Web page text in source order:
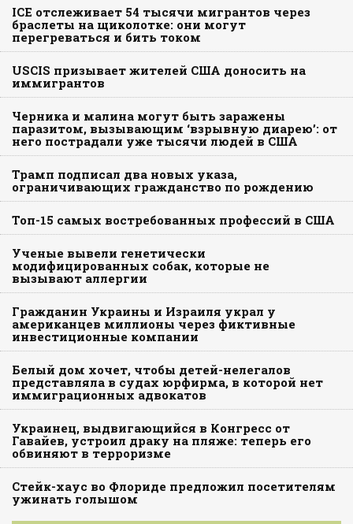
ICE отслеживает 54 тысячи мигрантов через
браслеты на щиколотке: они могут
перегреваться и бить током
USCIS призывает жителей США доносить на
иммигрантов
Черника и малина могут быть заражены
паразитом, вызывающим ‘взрывную диарею’: от
него пострадали уже тысячи людей в США
Трамп подписал два новых указа,
ограничивающих гражданство по рождению
Топ-15 самых востребованных профессий в США
Ученые вывели генетически
модифицированных собак, которые не
вызывают аллергии
Гражданин Украины и Израиля украл у
американцев миллионы через фиктивные
инвестиционные компании
Белый дом хочет, чтобы детей-нелегалов
представляла в судах юрфирма, в которой нет
иммиграционных адвокатов
Украинец, выдвигающийся в Конгресс от
Гавайев, устроил драку на пляже: теперь его
обвиняют в терроризме
Стейк-хаус во Флориде предложил посетителям
ужинать голышом